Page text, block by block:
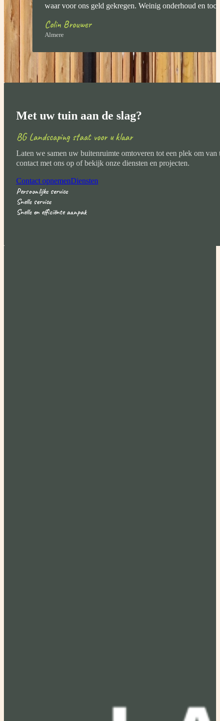
waar voor ons geld gekregen. Weinig onderhoud en
Colin Brouwer
Almere
Met uw tuin aan de slag?
BG Landscaping staat voor u klaar
Laten we samen uw buitenruimte omtoveren tot een plek om van
contact met ons op of bekijk onze diensten en projecten.
Contact opnemenDiensten
Persoonlijke service
Snelle service
Snelle en efficiënte aanpak